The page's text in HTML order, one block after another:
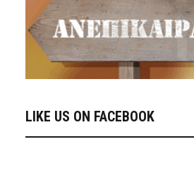
LIKE US ON FACEBOOK